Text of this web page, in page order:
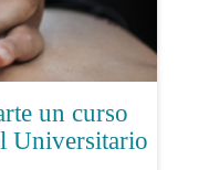
un curso
Universitario